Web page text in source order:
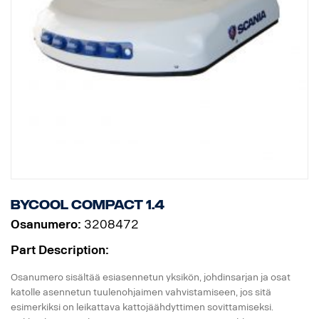
osoitteesta
Bycool Compact 1.4
Osanumero: 3208472
Part Description:
Osanumero sisältää esiasennetun yksikön, johdinsarjan ja osat
katolle asennetun tuulenohjaimen vahvistamiseen, jos sitä
esimerkiksi on leikattava kattojäähdyttimen sovittamiseksi.